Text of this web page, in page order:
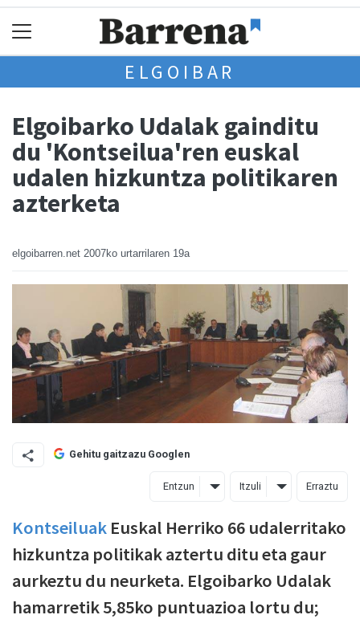
ELGOIBAR
Elgoibarko Udalak gainditu
du 'Kontseilua'ren euskal
udalen hizkuntza politikaren
azterketa
elgoibarren.net 2007ko urtarrilaren 19a
Gehitu gaitzazu Googlen
Entzun Itzuli Erraztu
Kontseiluak Euskal Herriko 66 udalerritako
hizkuntza politikak aztertu ditu eta gaur
aurkeztu du neurketa. Elgoibarko Udalak
hamarretik 5,85ko puntuazioa lortu du;